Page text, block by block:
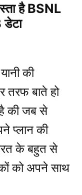
है BSNL
डेटा
की
तरफ बाते हो
की जब से
प्लान की
के बहुत से
को अपने साथ